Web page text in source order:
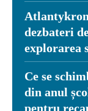
Atlantykron
dezbateri
explorarea
Ce se
din anul
pentru